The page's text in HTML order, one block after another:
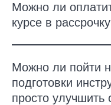
Можно ли
курсе в
Можно ли пойти
подготовки
просто улучшить